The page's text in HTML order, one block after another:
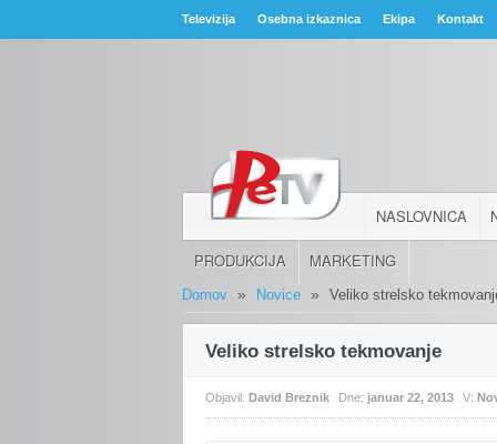
Televizija Osebna izkaznica Ekipa Kontakt
NASLOVNICA
PRODUKCIJA MARKETING
Domov » Novice » Veliko strelsko
Veliko strelsko tekmovanje
Objavil:David Breznik Dne: januar 22, 2013 V: